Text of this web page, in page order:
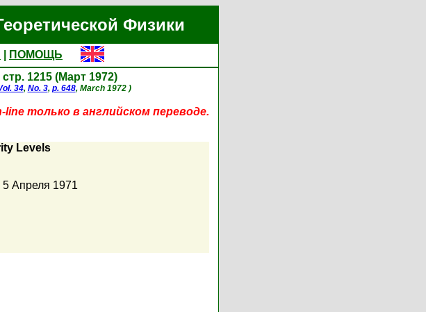
Физики
ПОМОЩЬ
стр. 1215 (Март 1972)
34, No. 3, p. 648, March 1972 )
только в английском переводе.
Levels
Апреля 1971